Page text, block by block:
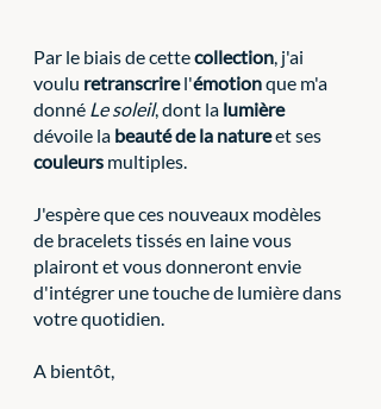
Par le biais de cette collection , j'ai
voulu retranscrire l'émotion que m'a
donné Le soleil, dont la lumière
dévoile la beauté de la nature et ses
couleurs multiples.
J'espère que ces nouveaux modèles
de bracelets tissés en laine vous
plairont et vous donneront envie
d'intégrer une touche de lumière dans
votre quotidien.
A bientôt,